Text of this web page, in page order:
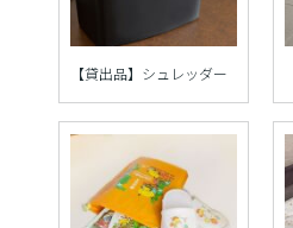
【貸出品】シュレッダー